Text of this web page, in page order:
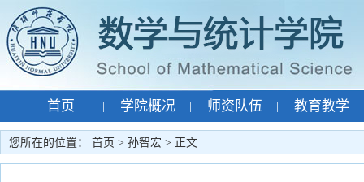
首页 学院概况 师资队伍 教育教学
专题网站 | 孙智宏 |
您所在的位置： 首页 > 孙智宏 > 正文